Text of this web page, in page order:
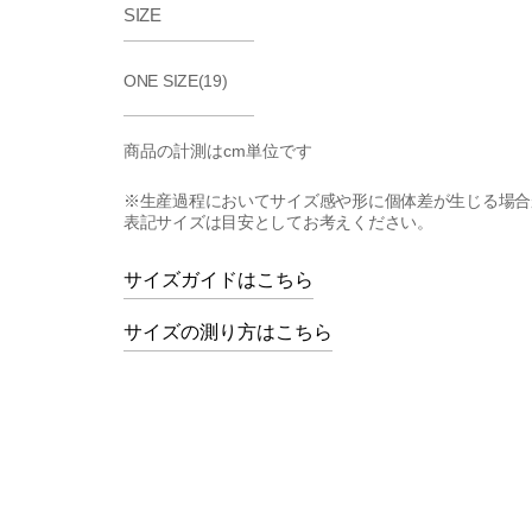
SIZE
ONE SIZE(19)
商品の計測はcm単位です
※生産過程においてサイズ感や形に個体差が生じる場合
表記サイズは目安としてお考えください。
サイズガイドはこちら
サイズの測り方はこちら